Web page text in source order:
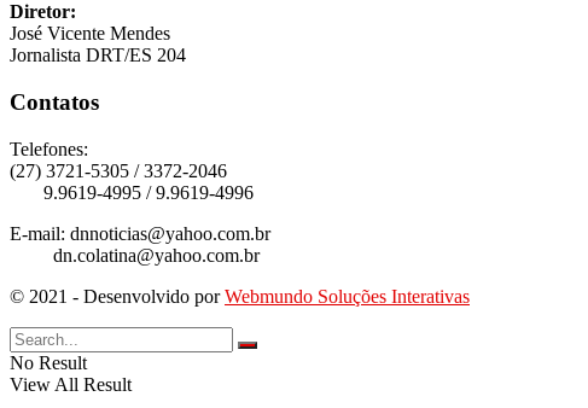
Diretor:
José Vicente Mendes
Jornalista DRT/ES 204
Contatos
Telefones:
(27) 3721-5305 / 3372-2046
9.9619-4995 / 9.9619-4996
E-mail: dnnoticias@yahoo.com.br
dn.colatina@yahoo.com.br
© 2021 - Desenvolvido porWebmundo Soluções Interativas
No Result
View All Result